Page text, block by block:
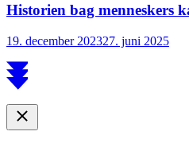
Historien bag menneskers
19. december 202327. juni 2025
Scroll
to
Close